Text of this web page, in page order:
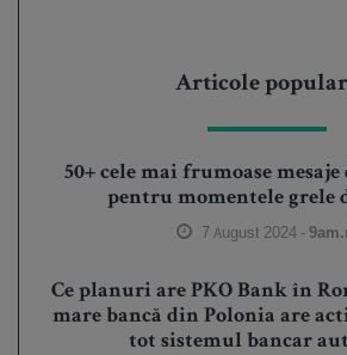
Articole
50+ cele mai frumoase
pentru momentele grele
7 August 2024 -
Ce planuri are PKO Bank în
mare bancă din Polonia are
tot sistemul bancar